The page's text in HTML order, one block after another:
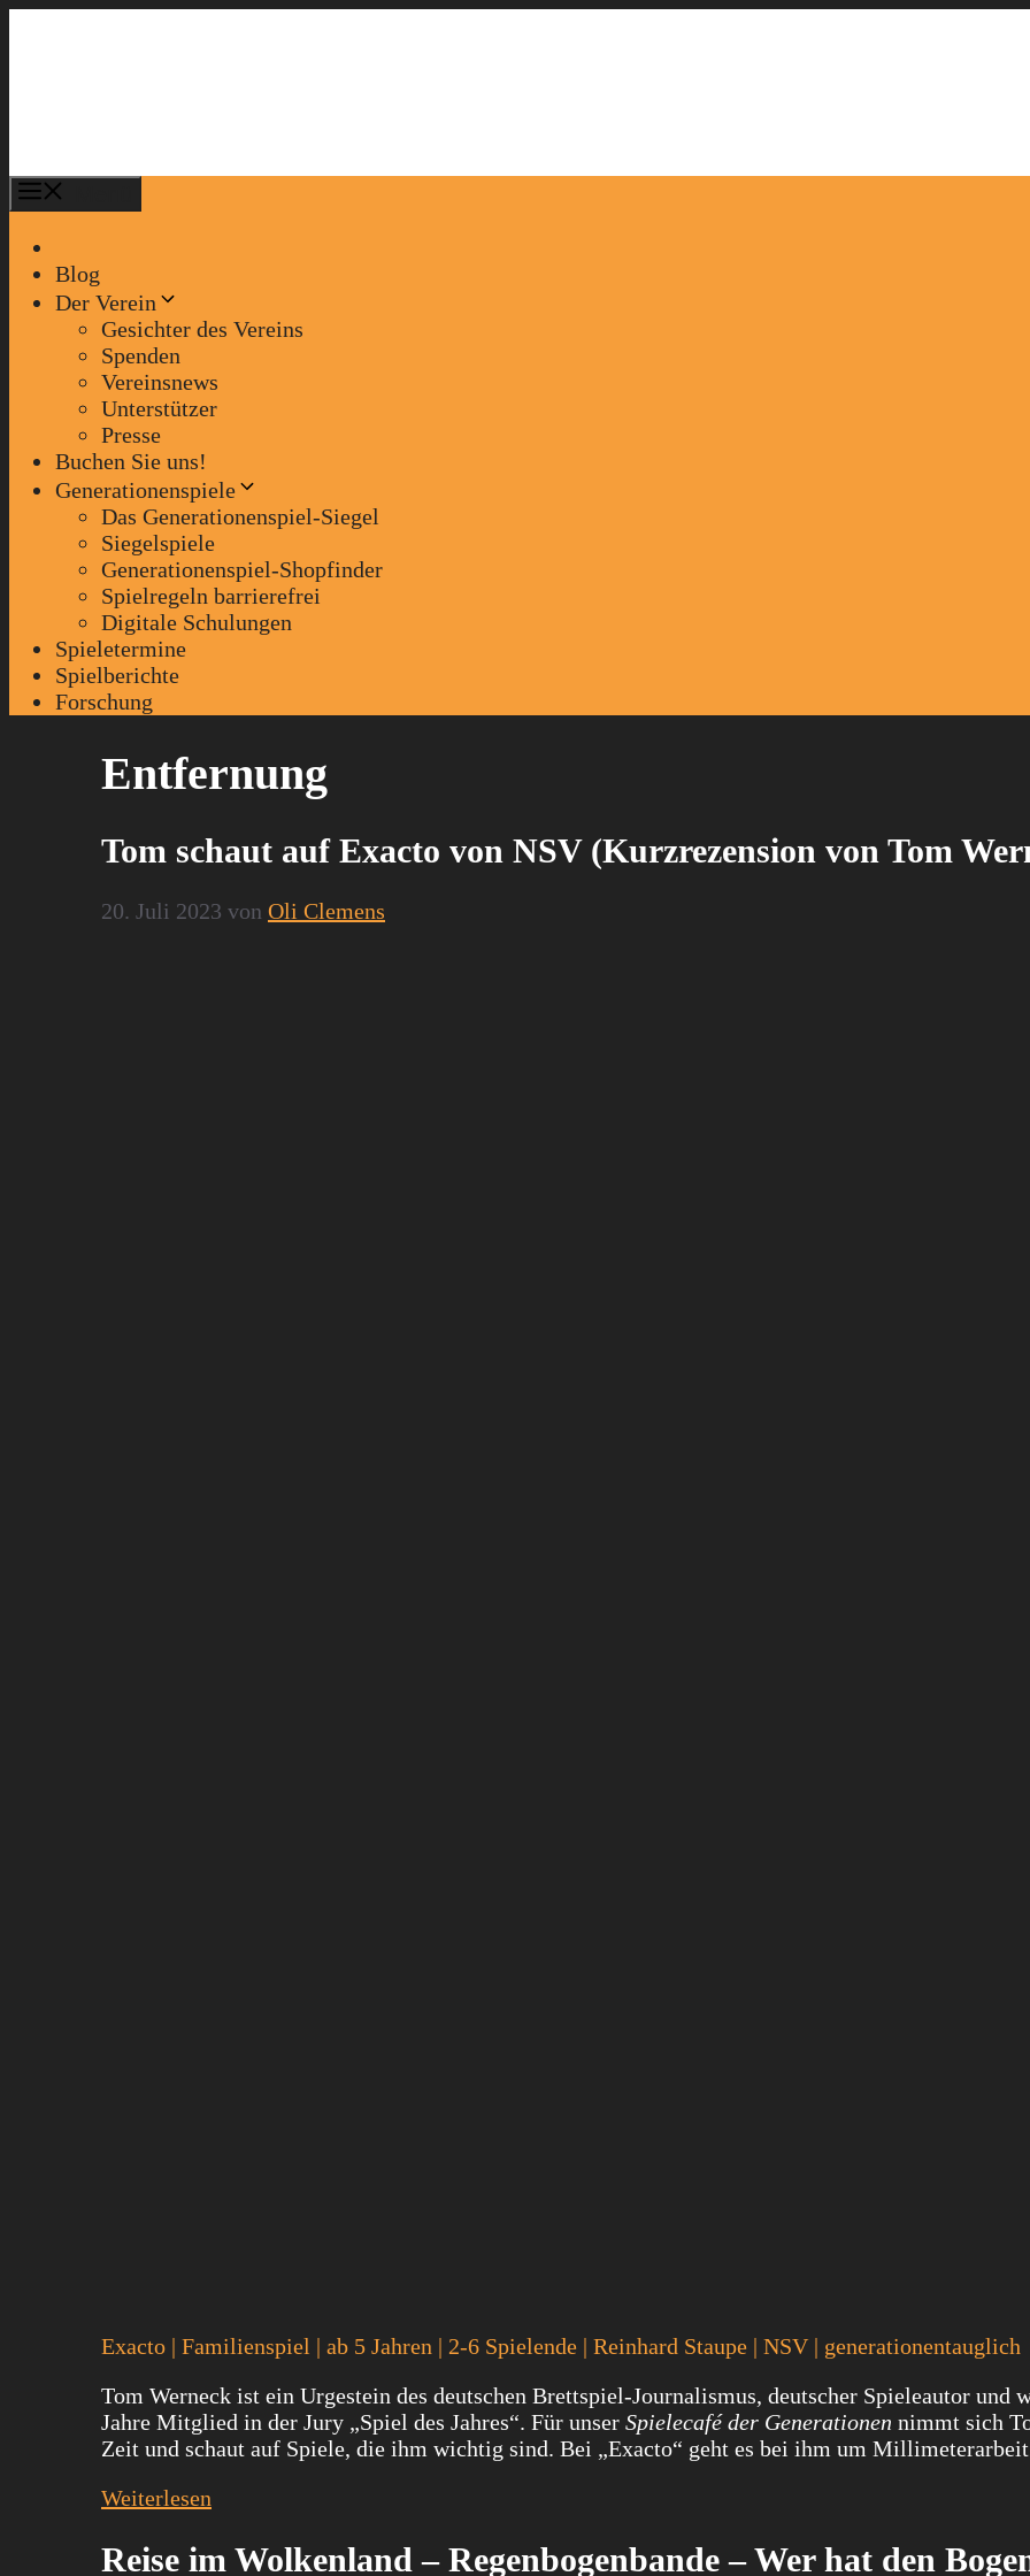
Blog
Der Verein
Gesichter des Vereins
Spenden
Vereinsnews
Unterstützer
Presse
Buchen Sie uns!
Generationenspiele
Das Generationenspiel-Siegel
Siegelspiele
Generationenspiel-Shopfinder
Spielregeln barrierefrei
Digitale Schulungen
Spieletermine
Spielberichte
Forschung
Entfernung
Tom schaut auf Exacto von NSV (Kurzrezension von Tom
20. Juli 2023 von Oli Clemens
Exacto | Familienspiel | ab 5 Jahren | 2-6 Spielende | Reinhard Staupe | NSV | generationentauglich
Tom Werneck ist ein Urgestein des deutschen Brettspiel-Journalismus, deutscher Spieleautor und
Jahre Mitglied in der Jury „Spiel des Jahres“. Für unser Spielecafé der Generationen nimmt sich
Zeit und schaut auf Spiele, die ihm wichtig sind. Bei „Exacto“ geht es bei ihm um
Weiterlesen
Reise im Wolkenland – Regenbogenbande – Wer hat den